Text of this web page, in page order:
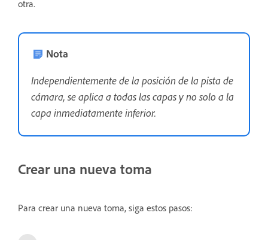
otra.
Nota
Independientemente de la posición de la pista de
cámara, se aplica a todas las capas y no solo a la
capa inmediatamente inferior.
Crear una nueva toma
Para crear una nueva toma, siga estos pasos: